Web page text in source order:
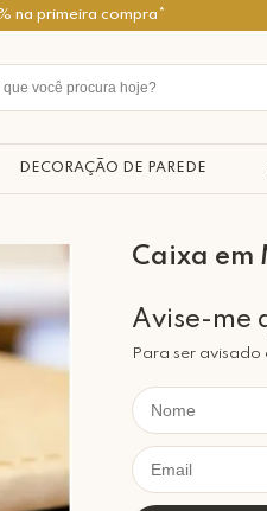
Use o cupom PRIMEIROMIMO
DECORAÇÃO DE PAREDE
Caixa em
Para ser